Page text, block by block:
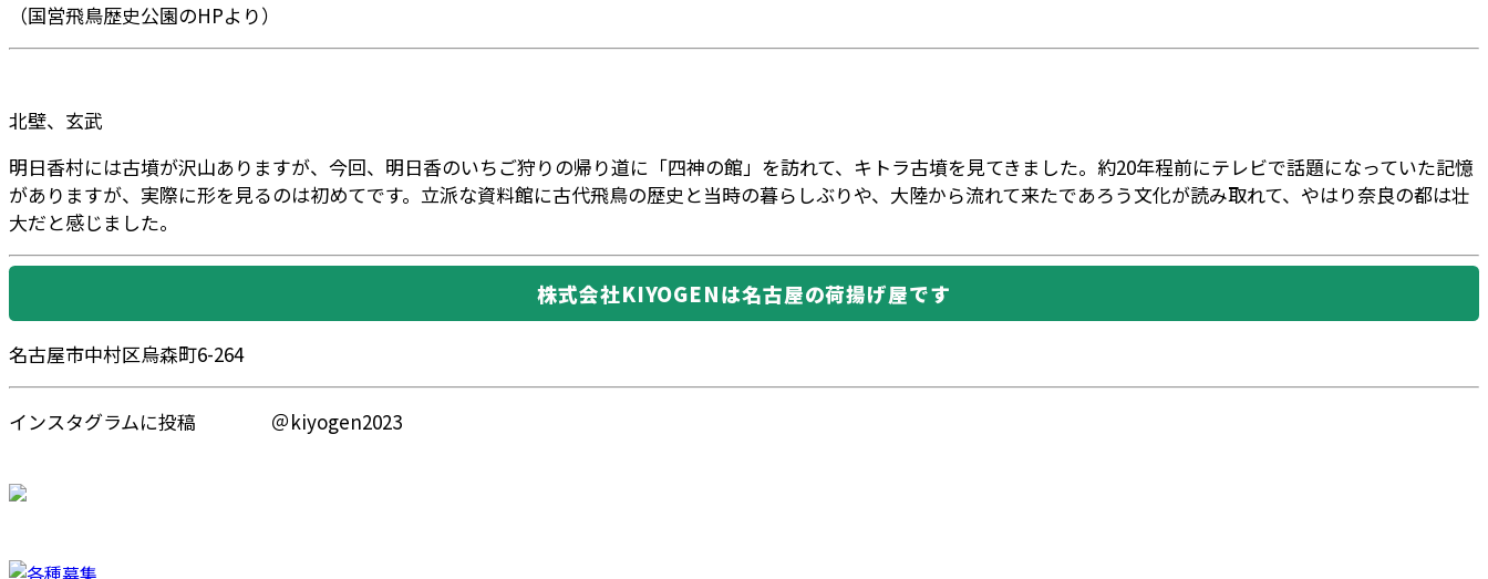
（国営飛鳥歴史公園のHPより）
北壁、玄武
明日香村には古墳が沢山ありますが、今回、明日香のいちご狩りの帰り道に「四神の館」を訪れて、キトラ古墳を見てきました。約20年程前にテレビで話題になっていた記憶
がありますが、実際に形を見るのは初めてです。立派な資料館に古代飛鳥の歴史と当時の暮らしぶりや、大陸から流れて来たであろう文化が読み取れて、やはり奈良の都は壮
大だと感じました。
株式会社KIYOGENは名古屋の荷揚げ屋です
名古屋市中村区烏森町6-264
インスタグラムに投稿 ＠kiyogen2023